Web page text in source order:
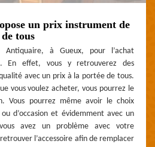
un prix instrument de
tous
à Gueux, pour l’achat
En effet, vous y retrouverez des
avec un prix à la portée de tous.
vous voulez acheter, vous pourrez le
Vous pourrez même avoir le choix
d’occasion et évidemment avec un
avez un problème avec votre
l’accessoire afin de remplacer